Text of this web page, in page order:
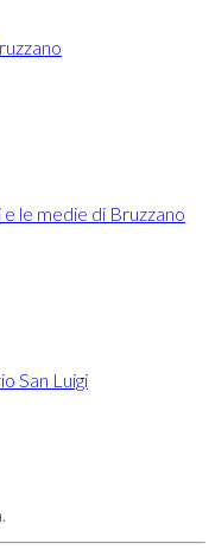
le medie di Bruzzano
San Luigi